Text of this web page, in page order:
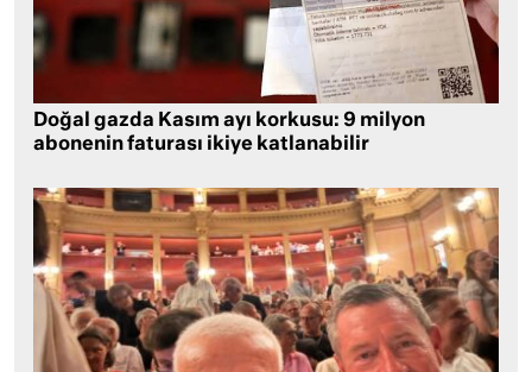
Doğal gazda Kasım ayı korkusu: 9 milyon
abonenin faturası ikiye katlanabilir